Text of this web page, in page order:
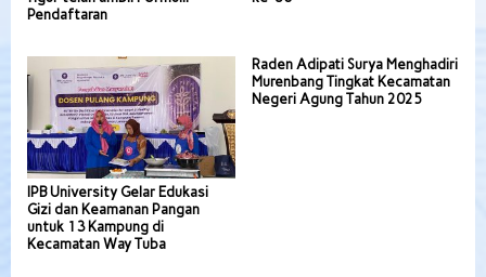
Pendaftaran
IPB University Gelar Edukasi
Gizi dan Keamanan Pangan
untuk 13 Kampung di
Kecamatan Way Tuba
Raden Adipati Surya Menghadiri
Murenbang Tingkat Kecamatan
Negeri Agung Tahun 2025